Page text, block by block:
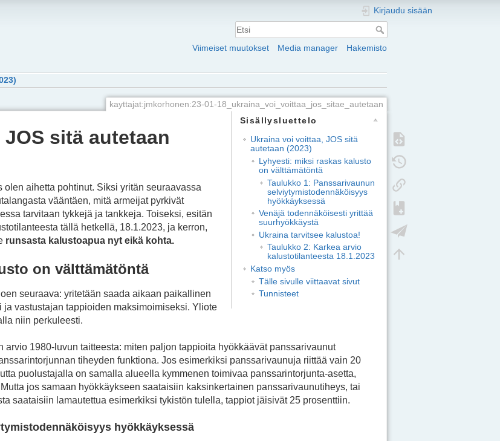
Kirjaudu sisään
Viimeiset muutokset Media manager Hakemisto
kayttajat:jmkorhonen:23-01-18_ukraina_voi_voittaa_jos_sitae_autetaan
Sisällysluettelo
Ukraina voi voittaa, JOS sitä
autetaan (2023)
Lyhyesti: miksi raskas kalusto
on välttämätöntä
Taulukko 1: Panssarivaunun
selviytymistodennäköisyys
hyökkäyksessä
Venäjä todennäköisesti yrittää
suurhyökkäystä
Ukraina tarvitsee kalustoa!
Taulukko 2: Karkea arvio
kalustotilanteesta 18.1.2023
Katso myös
Tälle sivulle viittaavat sivut
Tunnisteet
sitä autetaan
aihetta pohtinut. Siksi yritän seuraavassa
vääntäen, mitä armeijat pyrkivät
tarvitaan tykkejä ja tankkeja. Toiseksi, esitän
tällä hetkellä, 18.1.2023, ja kerron,
runsasta kalustoapua nyt eikä kohta.
on välttämätöntä
seuraava: yritetään saada aikaan paikallinen
vastustajan tappioiden maksimoimiseksi. Yliote
niin perkuleesti.
1980-luvun taitteesta: miten paljon tappioita hyökkäävät panssarivaunut
tiheyden funktiona. Jos esimerkiksi panssarivaunuja riittää vain 20
puolustajalla on samalla alueella kymmenen toimivaa panssarintorjunta-asetta,
jos samaan hyökkäykseen saataisiin kaksinkertainen panssarivaunutiheys, tai
saataisiin lamautettua esimerkiksi tykistön tulella, tappiot jäisivät 25 prosenttiin.
hyökkäyksessä